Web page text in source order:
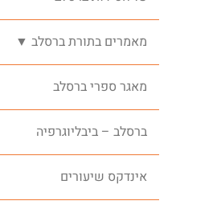
מאמרים בתורת ברסלב ▼
מאגר ספרי ברסלב
ברסלב – ביבליוגרפיה
אינדקס שיעורים